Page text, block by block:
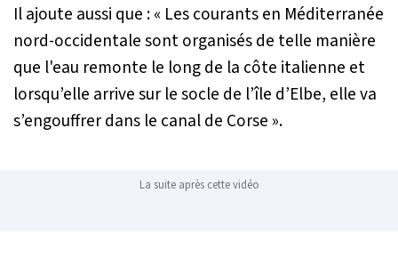
Il ajoute aussi que :« Les courants en Méditerranée
nord-occidentale sont organisés de telle manière
que l'eau remonte le long de la côte italienne et
lorsqu’elle arrive sur le socle de l’île d’Elbe, elle va
s’engouffrer dans le canal de Corse ».
La suite après cette vidéo